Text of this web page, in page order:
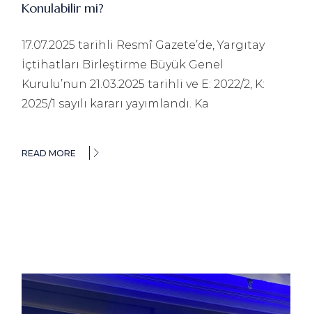
Konulabilir mi?
17.07.2025 tarihli Resmî Gazete’de, Yargıtay
İçtihatları Birleştirme Büyük Genel
Kurulu’nun 21.03.2025 tarihli ve E: 2022/2, K:
2025/1 sayılı kararı yayımlandı. Ka
READ MORE